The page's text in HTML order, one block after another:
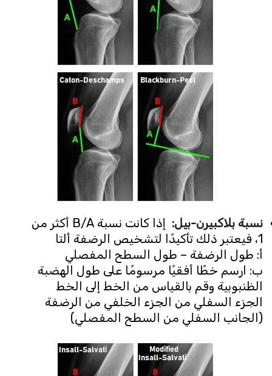
نسبة بلاكبيرن-بيل:
إذا كانت نسبة B/A أكثر من
أ: طول الرضفة – طول السطح المفصلي
ب: ارسم خطًا أفقيًا مرسومًا على طول الهضبة
الظنبوبية وقم بالقياس من الخط إلى الخط
الجزء السفلي من الجزء الخلفي من الرضفة
(الجانب السفلي من السطح المفصلي)